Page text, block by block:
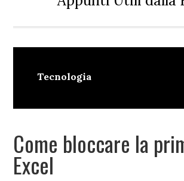
Tecnologia
Come bloccare la
Excel​